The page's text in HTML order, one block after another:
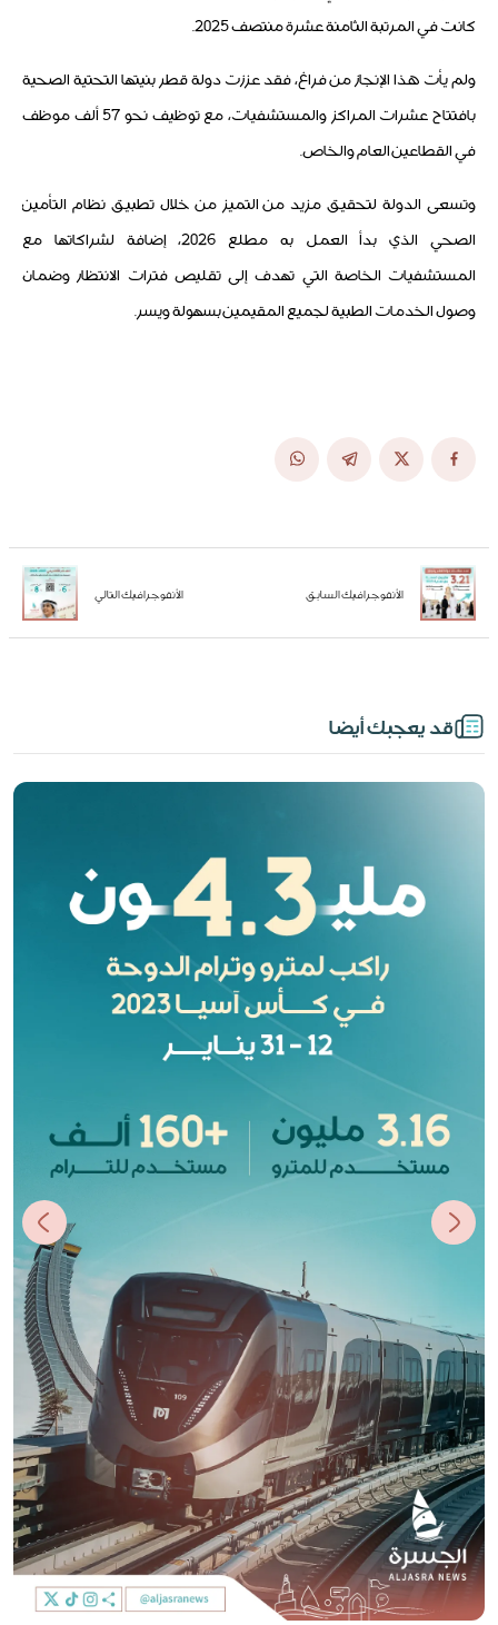
كانت في المرتبة الثامنة عشرة منتصف 2025.
ولم يأت هذا الإنجاز من فراغ، فقد عززت دولة قطر بنيتها التحتية الصحية
بافتتاح عشرات المراكز والمستشفيات، مع توظيف نحو 57 ألف موظف
في القطاعين العام والخاص.
وتسعى الدولة لتحقيق مزيد من التميز من خلال تطبيق نظام التأمين
الصحي الذي بدأ العمل به مطلع 2026، إضافة لشراكاتها مع
المستشفيات الخاصة التي تهدف إلى تقليص فترات الانتظار وضمان
وصول الخدمات الطبية لجميع المقيمين بسهولة ويسر.
الأنفوجرافيك السابق الأنفوجرافيك التالي
قد يعجبك أيضا